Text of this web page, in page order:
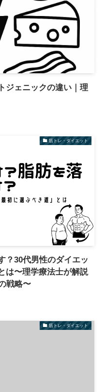
ジェニックの違い｜理
筋トレ・ダイエット
？30代男性のダイエッ
は〜理学療法士が解説
戦略〜
筋トレ・ダイエット